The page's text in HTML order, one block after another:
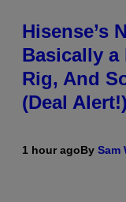
Hisense’s
Basically a
Rig, And
(Deal Alert!)
1 hour agoBy Sam